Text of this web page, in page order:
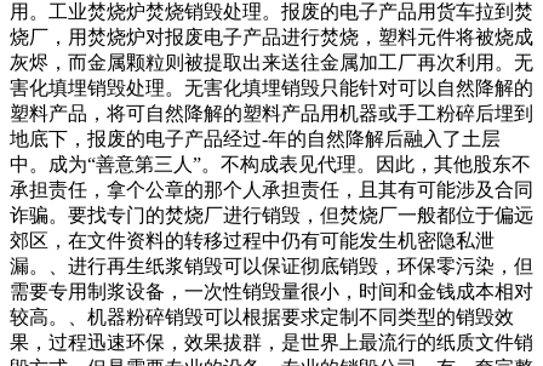
用。工业焚烧炉焚烧销毁处理。报废的电子产品用货车拉到焚
烧厂，用焚烧炉对报废电子产品进行焚烧，塑料元件将被烧成
灰烬，而金属颗粒则被提取出来送往金属加工厂再次利用。无
害化填埋销毁处理。无害化填埋销毁只能针对可以自然降解的
塑料产品，将可自然降解的塑料产品用机器或手工粉碎后埋到
地底下，报废的电子产品经过-年的自然降解后融入了土层
中。成为“善意第三人”。不构成表见代理。因此，其他股东不
承担责任，拿个公章的那个人承担责任，且其有可能涉及合同
诈骗。要找专门的焚烧厂进行销毁，但焚烧厂一般都位于偏远
郊区，在文件资料的转移过程中仍有可能发生机密隐私泄
漏。、进行再生纸浆销毁可以保证彻底销毁，环保零污染，但
需要专用制浆设备，一次性销毁量很小，时间和金钱成本相对
较高。、机器粉碎销毁可以根据要求定制不同类型的销毁效
果，过程迅速环保，效果拔群，是世界上最流行的纸质文件销